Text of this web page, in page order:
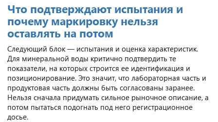
Что подтверждают испытания и
почему маркировку нельзя
оставлять на потом
Следующий блок — испытания и оценка характеристик.
Для минеральной воды критично подтвердить те
показатели, на которых строится ее идентификация и
позиционирование. Это значит, что лабораторная часть и
продуктовая часть должны быть согласованы заранее.
Нельзя сначала придумать сильное рыночное описание, а
потом пытаться подогнать под него регистрационное
досье.